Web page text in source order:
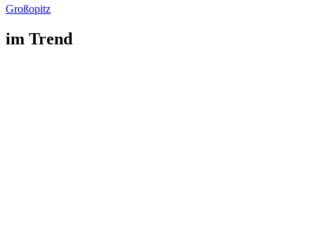
Großopitz
im Trend